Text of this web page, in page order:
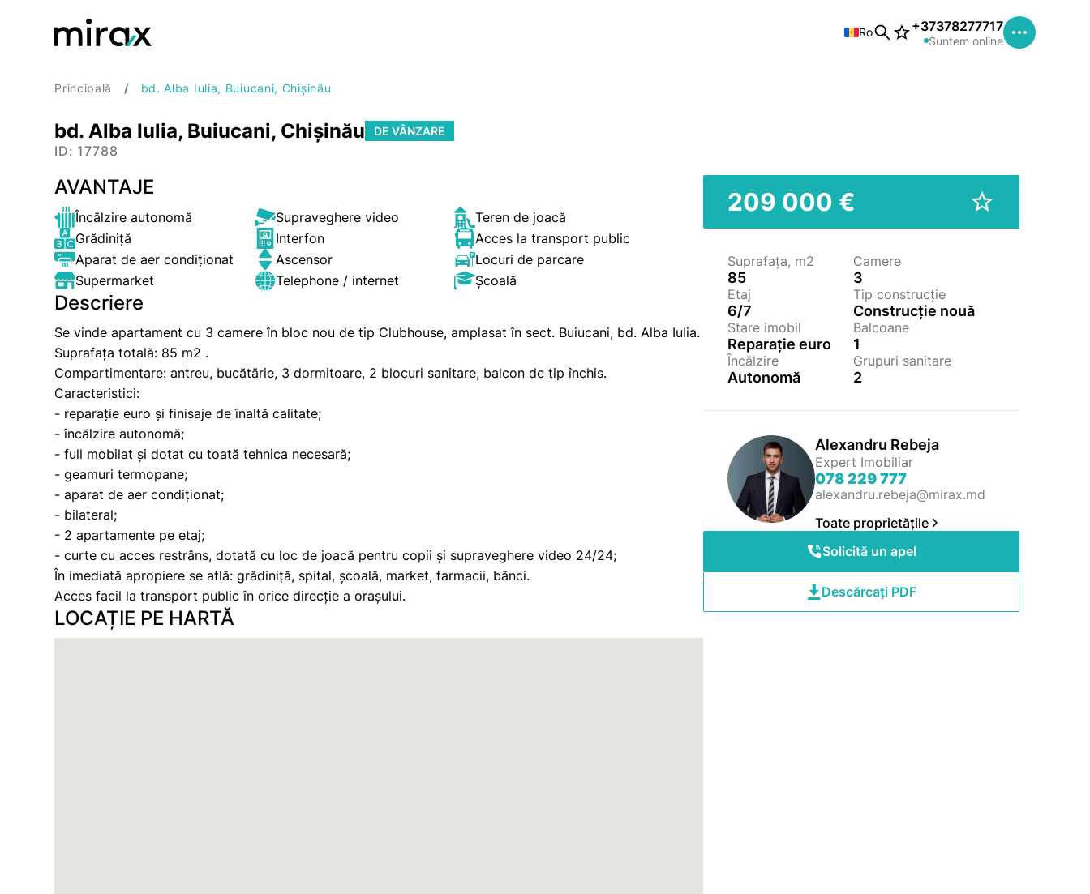
Ro +37378277717
Suntem online
Principală bd. Alba Iulia, Buiucani, Chișinău
bd. Alba Iulia, Buiucani, Chișinău DE VÂNZARE
ID: 17788
AVANTAJE
Încălzire autonomă Supraveghere video
Teren de joacă
Grădiniță
Interfon
Acces la transport public
Aparat de aer condiționat
Ascensor
Locuri de parcare
Supermarket
Telephone / internet Școală
Descriere
Se vinde apartament cu 3 camere în bloc nou de tip Clubhouse, amplasat în sect. Buiucani, bd. Alba Iulia.
Suprafața totală: 85 m2 .
Compartimentare: antreu, bucătărie, 3 dormitoare, 2 blocuri sanitare, balcon de tip închis.
Caracteristici:
- reparație euro și finisaje de înaltă calitate;
- încălzire autonomă;
- full mobilat și dotat cu toată tehnica necesară;
- geamuri termopane;
- aparat de aer condiționat;
- bilateral;
- 2 apartamente pe etaj;
- curte cu acces restrâns, dotată cu loc de joacă pentru copii și supraveghere video 24/24;
În imediată apropiere se află: grădiniță, spital, școală, market, farmacii, bănci.
Acces facil la transport public în orice direcție a orașului.
LOCAȚIE PE HARTĂ
209 000 €
Suprafața, m2
85
Camere
3
Etaj
6/7
Tip construcție
Construcție nouă
Stare imobil
Reparație euro
Balcoane
1
Încălzire
Autonomă
Grupuri sanitare
2
Alexandru Rebeja
Expert Imobiliar
078 229 777
alexandru.rebeja@mirax.md
Toate proprietățile
Solicită un apel
Descărcați PDF